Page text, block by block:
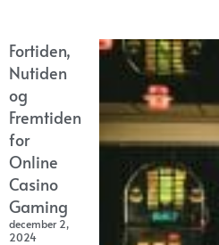
Fortiden,
Nutiden
og
Fremtiden
for
Online
Casino
Gaming
december 2,
2024